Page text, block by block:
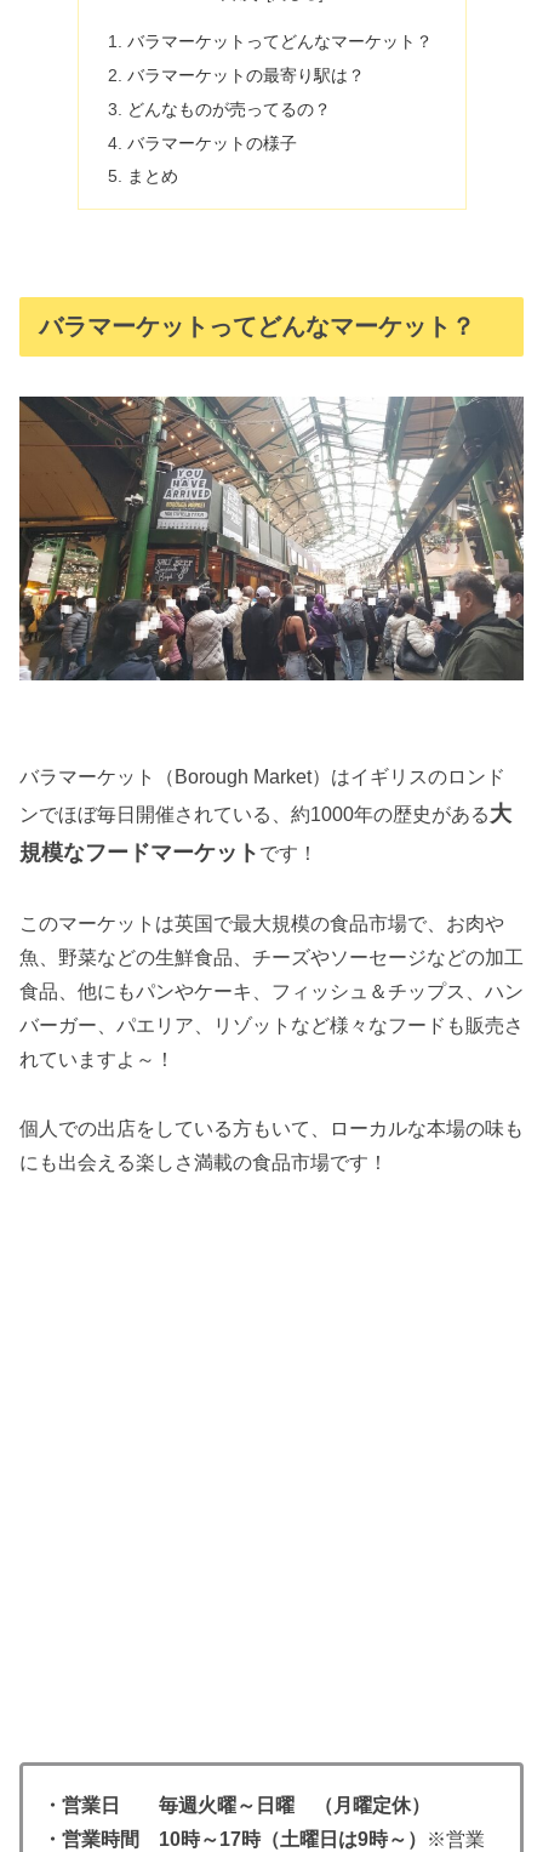
バラマーケットってどんなマーケット？
バラマーケットの最寄り駅は？
どんなものが売ってるの？
バラマーケットの様子
まとめ
バラマーケットってどんなマーケット？
バラマーケット（Borough Market）はイギリスのロンド
ンでほぼ毎日開催されている、約1000年の歴史がある大
規模なフードマーケット です！
このマーケットは英国で最大規模の食品市場で、お肉や
魚、野菜などの生鮮食品、チーズやソーセージなどの加工
食品、他にもパンやケーキ、フィッシュ＆チップス、ハン
バーガー、パエリア、リゾットなど様々なフードも販売さ
れていますよ～！
個人での出店をしている方もいて、ローカルな本場の味も
にも出会える楽しさ満載の食品市場です！
・営業日 毎週火曜～日曜 （月曜定休）
・営業時間 10時～17時（土曜日は9時～）
※営業